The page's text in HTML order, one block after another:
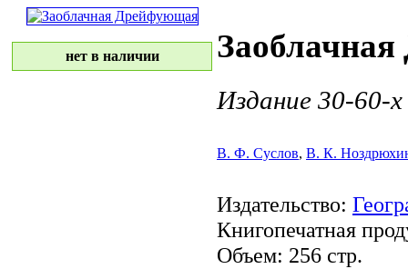
нет в наличии
Издание 30-60-х
В. Ф. Суслов, В. К.
Издательство:
Книгопечатная
Объем: 256 стр.